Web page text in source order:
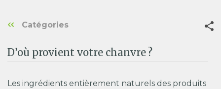
Catégories
D’où provient votre chanvre ?
Les ingrédients entièrement naturels des produits